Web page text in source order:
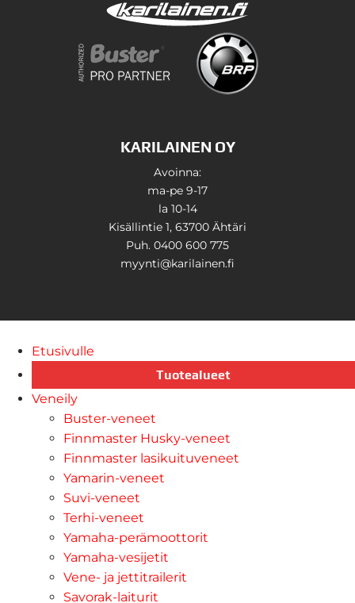
KARILAINEN OY
Avoinna:
ma-pe 9-17
la 10-14
Kisällintie 1, 63700 Ähtäri
Puh. 0400 600 775
myynti@karilainen.fi
Etusivulle
Tuotealueet
Veneily
Buster-veneet
Finnmaster Husky-veneet
Finnmaster lasikuituveneet
Yamarin-veneet
Suvi-veneet
Terhi-veneet
Yamaha-perämoottorit
Yamaha-vesijetit
Vene- ja jettitrailerit
Savorak-laiturit